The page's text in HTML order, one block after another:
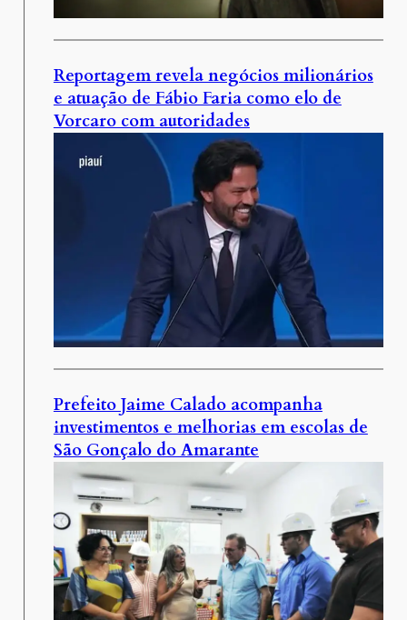
Reportagem revela negócios milionários
e atuação de Fábio Faria como elo de
Vorcaro com autoridades
Prefeito Jaime Calado acompanha
investimentos e melhorias em escolas de
São Gonçalo do Amarante